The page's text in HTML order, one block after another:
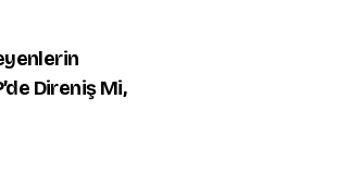
Direniş Mi,